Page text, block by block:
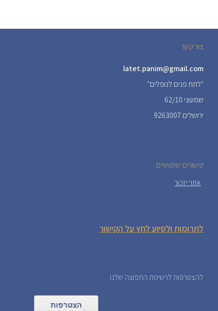
צור קשר
latet.panim@gmail.com
"לתת פנים לנופלים"
שמעוני 62/10
ירושלים 9263007
קישורים שימושיים
אתר יזכור
לתרומות ולסיוע לחץ על הקישור
להצטרפות לרשימת התפוצה שלנו